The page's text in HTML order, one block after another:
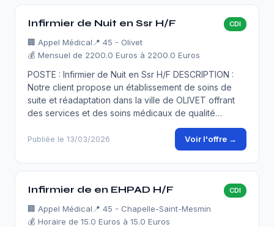
Infirmier de Nuit en Ssr H/F CDI
🏢 Appel Médical 📍 45 - Olivet
💰 Mensuel de 2200.0 Euros à 2200.0 Euros
POSTE : Infirmier de Nuit en Ssr H/F DESCRIPTION :
Notre client propose un établissement de soins de
suite et réadaptation dans la ville de OLIVET offrant
des services et des soins médicaux de qualité…
Publiée le 13/03/2026 Voir l'offre →
Infirmier de en EHPAD H/F CDI
🏢 Appel Médical 📍 45 - Chapelle-Saint-Mesmin
💰 Horaire de 15.0 Euros à 15.0 Euros